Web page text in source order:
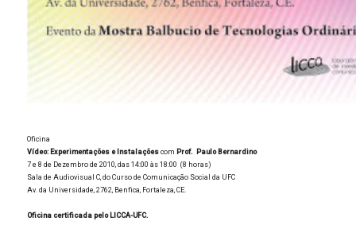
Oficina
Vídeo: Experimentações e Instalações com Prof. Paulo Bernardino
7 e 8 de Dezembro de 2010, das 14:00 às 18:00 (8 horas)
Sala de Audiovisual C, do Curso de Comunicação Social da UFC
Av. da Universidade, 2762, Benfica, Fortaleza, CE.
Oficina certificada pelo LICCA-UFC.